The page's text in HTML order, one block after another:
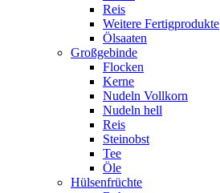
Reis
Weitere Fertigprodukte
Ölsaaten
Großgebinde
Flocken
Kerne
Nudeln Vollkorn
Nudeln hell
Reis
Steinobst
Tee
Öle
Hülsenfrüchte